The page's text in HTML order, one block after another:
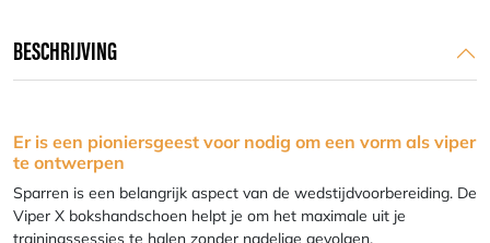
BESCHRIJVING
Er is een pioniersgeest voor nodig om een vorm als viper
te ontwerpen
Sparren is een belangrijk aspect van de wedstijdvoorbereiding. De
Viper X bokshandschoen helpt je om het maximale uit je
trainingssessies te halen zonder nadelige gevolgen.